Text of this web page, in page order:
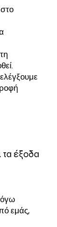
έξοδα
εμάς,